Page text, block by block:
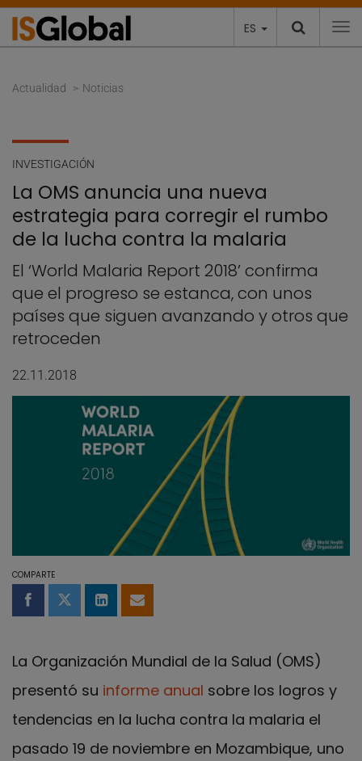
ES
Actualidad Noticias
INVESTIGACIÓN
La OMS anuncia una nueva
estrategia para corregir el rumbo
de la lucha contra la malaria
El ‘World Malaria Report 2018’ confirma
que el progreso se estanca, con unos
países que siguen avanzando y otros que
retroceden
22.11.2018
COMPARTE
Compartir en Facebook
Compartir en Twitter
Compartir en LinkedIn
Compartir por email
La Organización Mundial de la Salud (OMS)
presentó su informe anual sobre los logros y
tendencias en la lucha contra la malaria el
pasado 19 de noviembre en Mozambique, uno